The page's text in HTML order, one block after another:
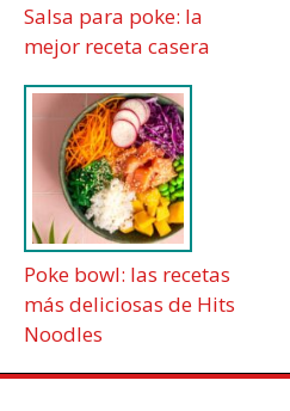
Salsa para poke: la
mejor receta casera
Poke bowl: las recetas
más deliciosas de Hits
Noodles